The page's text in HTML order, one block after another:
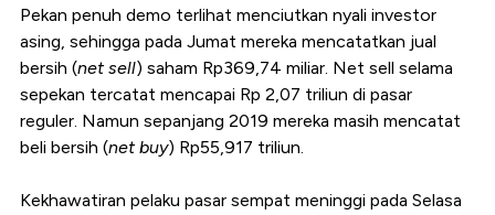
Pekan penuh demo terlihat menciutkan nyali investor
asing, sehingga pada Jumat mereka mencatatkan jual
bersih (net sell) saham Rp369,74 miliar. Net sell selama
sepekan tercatat mencapai Rp 2,07 triliun di pasar
reguler. Namun sepanjang 2019 mereka masih mencatat
beli bersih (net buy) Rp55,917 triliun.
Kekhawatiran pelaku pasar sempat meninggi pada Selasa